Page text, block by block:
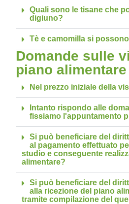
Quali sono le tisane che
digiuno?
Tè e camomilla si
Domande sulle
piano alimentare
Nel prezzo iniziale della
Intanto rispondo alle
fissiamo l'appuntamento
Si può beneficiare del
al pagamento effettuato
studio e conseguente
alimentare?
Si può beneficiare del
alla ricezione del piano
tramite compilazione del